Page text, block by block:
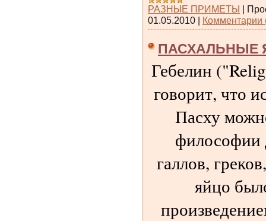
РАЗНЫЕ ПРИМЕТЫ |
01.05.2010 | Комментарии
ПАСХАЛЬНЫЕ
Гебелин
говорит, что
Пасху
философии
галлов,
яйцо